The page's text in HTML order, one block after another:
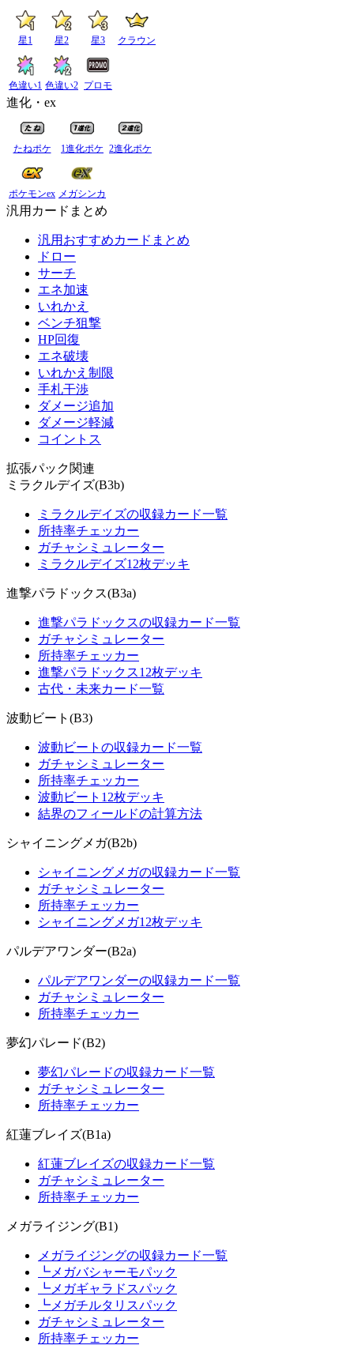
星1 星2 星3 クラウン
色違い1 色違い2 プロモ
進化・ex
たねポケ 1進化ポケ 2進化ポケ
ポケモンex メガシンカ
汎用カードまとめ
汎用おすすめカードまとめ
ドロー
サーチ
エネ加速
いれかえ
ベンチ狙撃
HP回復
エネ破壊
いれかえ制限
手札干渉
ダメージ追加
ダメージ軽減
コイントス
拡張パック関連
ミラクルデイズ(B3b)
ミラクルデイズの収録カード一覧
所持率チェッカー
ガチャシミュレーター
ミラクルデイズ12枚デッキ
進撃パラドックス(B3a)
進撃パラドックスの収録カード一覧
ガチャシミュレーター
所持率チェッカー
進撃パラドックス12枚デッキ
古代・未来カード一覧
波動ビート(B3)
波動ビートの収録カード一覧
ガチャシミュレーター
所持率チェッカー
波動ビート12枚デッキ
結界のフィールドの計算方法
シャイニングメガ(B2b)
シャイニングメガの収録カード一覧
ガチャシミュレーター
所持率チェッカー
シャイニングメガ12枚デッキ
パルデアワンダー(B2a)
パルデアワンダーの収録カード一覧
ガチャシミュレーター
所持率チェッカー
夢幻パレード(B2)
夢幻パレードの収録カード一覧
ガチャシミュレーター
所持率チェッカー
紅蓮ブレイズ(B1a)
紅蓮ブレイズの収録カード一覧
ガチャシミュレーター
所持率チェッカー
メガライジング(B1)
メガライジングの収録カード一覧
┗メガバシャーモパック
┗メガギャラドスパック
┗メガチルタリスパック
ガチャシミュレーター
所持率チェッカー